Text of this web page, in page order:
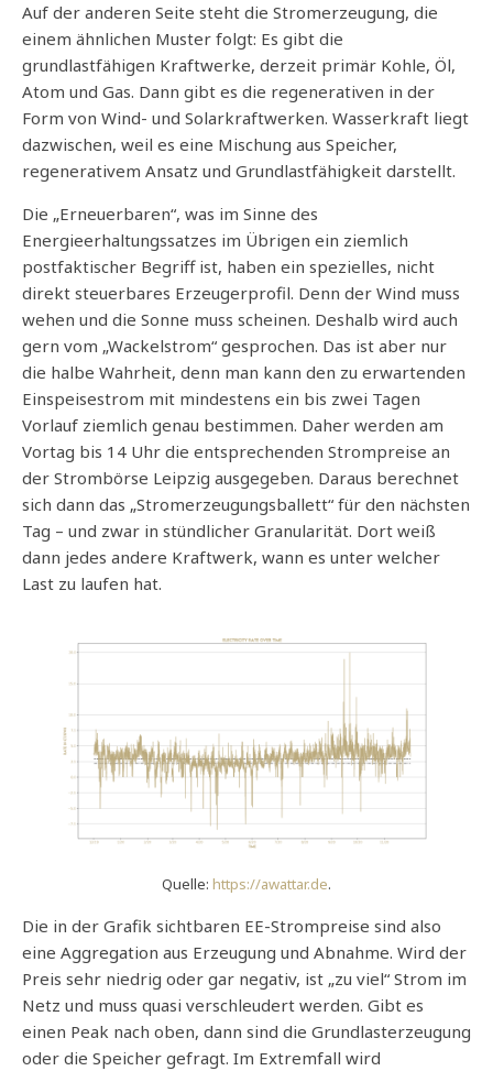
Auf der anderen Seite steht die Stromerzeugung, die
einem ähnlichen Muster folgt: Es gibt die
grundlastfähigen Kraftwerke, derzeit primär Kohle, Öl,
Atom und Gas. Dann gibt es die regenerativen in der
Form von Wind- und Solarkraftwerken. Wasserkraft liegt
dazwischen, weil es eine Mischung aus Speicher,
regenerativem Ansatz und Grundlastfähigkeit darstellt.
Die „Erneuerbaren“, was im Sinne des
Energieerhaltungssatzes im Übrigen ein ziemlich
postfaktischer Begriff ist, haben ein spezielles, nicht
direkt steuerbares Erzeugerprofil. Denn der Wind muss
wehen und die Sonne muss scheinen. Deshalb wird auch
gern vom „Wackelstrom“ gesprochen. Das ist aber nur
die halbe Wahrheit, denn man kann den zu erwartenden
Einspeisestrom mit mindestens ein bis zwei Tagen
Vorlauf ziemlich genau bestimmen. Daher werden am
Vortag bis 14 Uhr die entsprechenden Strompreise an
der Strombörse Leipzig ausgegeben. Daraus berechnet
sich dann das „Stromerzeugungsballett“ für den nächsten
Tag – und zwar in stündlicher Granularität. Dort weiß
dann jedes andere Kraftwerk, wann es unter welcher
Last zu laufen hat.
Quelle: https://awattar.de.
Die in der Grafik sichtbaren EE-Strompreise sind also
eine Aggregation aus Erzeugung und Abnahme. Wird der
Preis sehr niedrig oder gar negativ, ist „zu viel“ Strom im
Netz und muss quasi verschleudert werden. Gibt es
einen Peak nach oben, dann sind die Grundlasterzeugung
oder die Speicher gefragt. Im Extremfall wird